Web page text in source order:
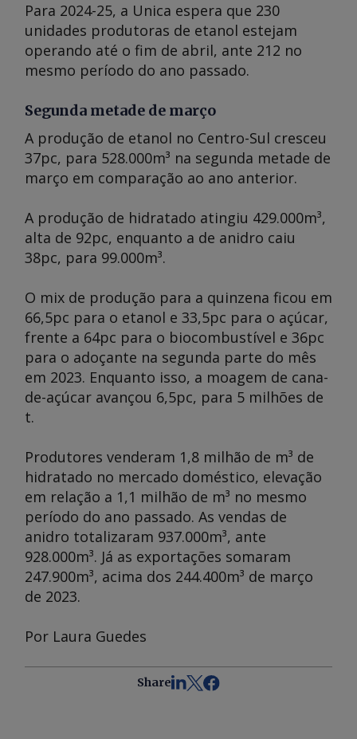
Para 2024-25, a Unica espera que 230
unidades produtoras de etanol estejam
operando até o fim de abril, ante 212 no
mesmo período do ano passado.
Segunda metade de março
A produção de etanol no Centro-Sul cresceu
37pc, para 528.000m³ na segunda metade de
março em comparação ao ano anterior.
A produção de hidratado atingiu 429.000m³,
alta de 92pc, enquanto a de anidro caiu
38pc, para 99.000m³.
O mix de produção para a quinzena ficou em
66,5pc para o etanol e 33,5pc para o açúcar,
frente a 64pc para o biocombustível e 36pc
para o adoçante na segunda parte do mês
em 2023. Enquanto isso, a moagem de cana-
de-açúcar avançou 6,5pc, para 5 milhões de
t.
Produtores venderam 1,8 milhão de m³ de
hidratado no mercado doméstico, elevação
em relação a 1,1 milhão de m³ no mesmo
período do ano passado. As vendas de
anidro totalizaram 937.000m³, ante
928.000m³. Já as exportações somaram
247.900m³, acima dos 244.400m³ de março
de 2023.
Por Laura Guedes
Share